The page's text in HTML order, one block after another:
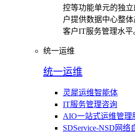
控等功能单元的独
户提供数据中心整
客户IT服务管理水平
统一运维
统一运维
灵犀运维智能体
IT服务管理咨询
AIO一站式运维管理
SDService-NSD网